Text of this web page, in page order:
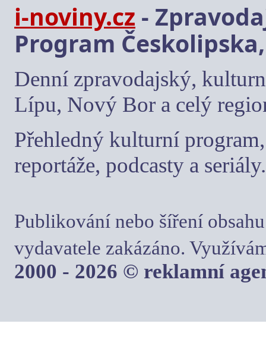
i-noviny.cz -
Program
Denní zpravodajský,
Lípu, Nový Bor a celý
Přehledný kulturní
reportáže, podcasty a seriály.
Publikování nebo šíření
vydavatele zakázáno.
2000 - 2026 © reklamní